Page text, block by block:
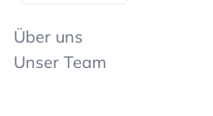
Über uns
Unser Team